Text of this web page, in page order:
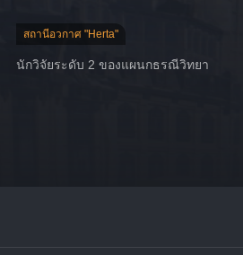
สถานีอวกาศ "Herta"
นักวิจัยระดับ 2 ของแผนกธรณีวิทยา